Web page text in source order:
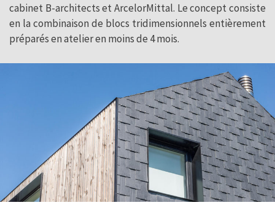
cabinet B-architects et ArcelorMittal. Le concept consiste
en la combinaison de blocs tridimensionnels entièrement
préparés en atelier en moins de 4 mois.